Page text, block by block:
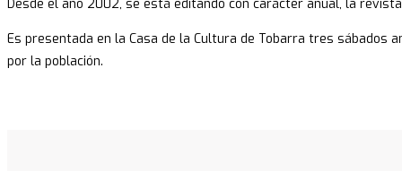
Desde el año 2002, se está editando con carácter anual, la revista
Es presentada en la Casa de la Cultura de Tobarra tres sábados
por la población.